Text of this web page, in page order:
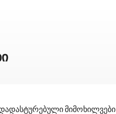
მიმოხილვები